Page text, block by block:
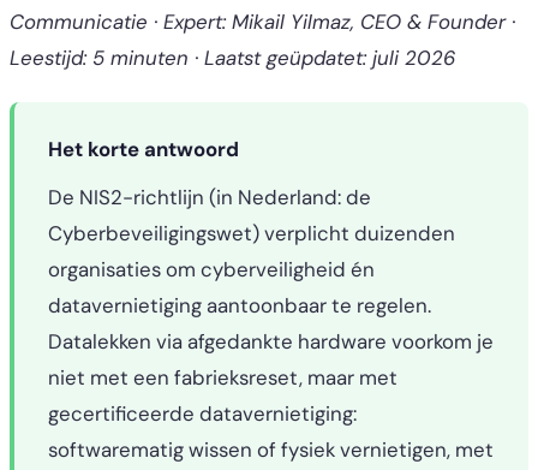
Communicatie · Expert: Mikail Yilmaz, CEO & Founder ·
Leestijd: 5 minuten · Laatst geüpdatet: juli 2026
Het korte antwoord
De NIS2-richtlijn (in Nederland: de
Cyberbeveiligingswet) verplicht duizenden
organisaties om cyberveiligheid én
datavernietiging aantoonbaar te regelen.
Datalekken via afgedankte hardware voorkom je
niet met een fabrieksreset, maar met
gecertificeerde datavernietiging:
softwarematig wissen of fysiek vernietigen, met